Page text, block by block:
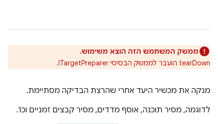
ממשק המשתמש הזה הוצא משימוש.
‫tearDown הועבר לממשק הבסיסי ITargetPreparer.
מנקה את מכשיר היעד אחרי שהרצת הבדיקה מסתיימת.
לדוגמה, מסיר תוכנה, אוסף מדדים, מסיר קבצים זמניים וכו'.